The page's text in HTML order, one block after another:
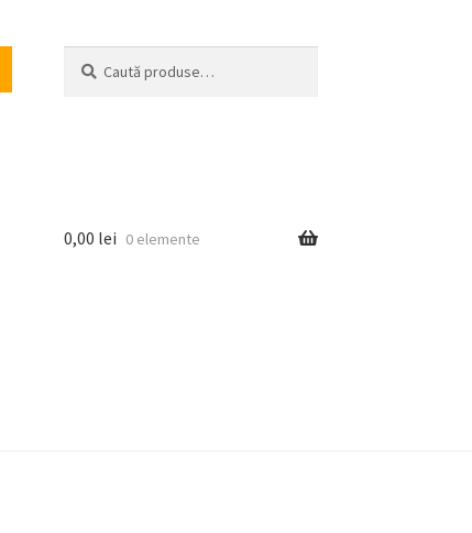
după:
0,00 lei 0 elemente